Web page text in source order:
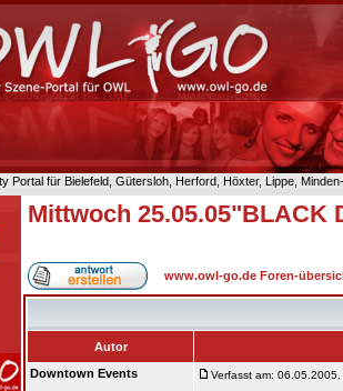
Portal für Bielefeld, Gütersloh, Herford, Höxter, Lippe,
Mittwoch 25.05.05"BLACK
www.owl-go.de Foren-
Autor
Downtown Events
Verfasst am: